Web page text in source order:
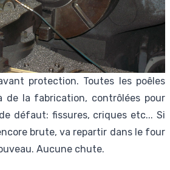
protection. Toutes les poêles
de la fabrication, contrôlées pour
défaut: fissures, criques etc... Si
brute, va repartir dans le four
Aucune chute.